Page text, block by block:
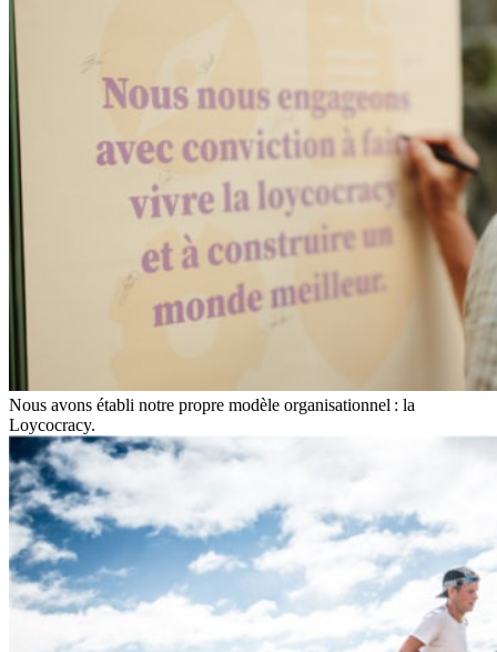
Nous avons établi notre propre modèle organisationnel : la
Loycocracy.